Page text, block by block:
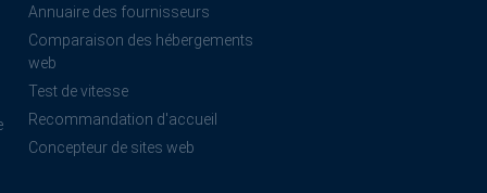
Annuaire des fournisseurs
Comparaison des hébergements
web
Test de vitesse
Recommandation d'accueil
Concepteur de sites web